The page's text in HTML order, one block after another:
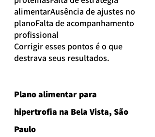
alimentarAusência de ajustes no
planoFalta de acompanhamento
profissional
Corrigir esses pontos é o que
destrava seus resultados.
Plano alimentar para
hipertrofia na Bela Vista, São
Paulo